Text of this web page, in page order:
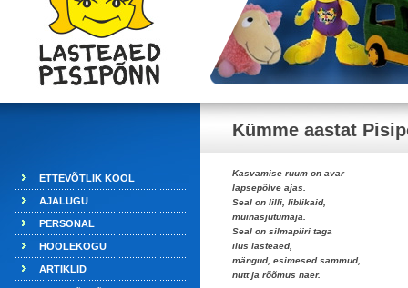
ETTEVÕTLIK KOOL
AJALUGU
PERSONAL
HOOLEKOGU
ARTIKLID
Kümme aastat
Kasvamise ruum on avar
lapsepõlve ajas.
Seal on lilli, liblikaid,
muinasjutumaja.
Seal on silmapiiri taga
ilus lasteaed,
mängud, esimesed sammud,
nutt ja rõõmus naer.